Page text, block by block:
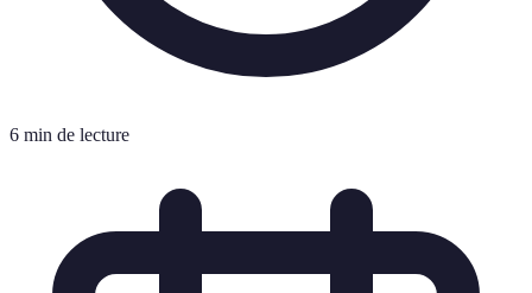
6 min de lecture